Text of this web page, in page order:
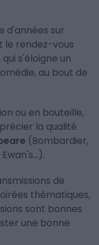
d'années sur
le rendez-vous
s'éloigne un
au bout de
ou en bouteille,
la qualité
(Bombardier,
de
thématiques,
sont bonnes
une bonne